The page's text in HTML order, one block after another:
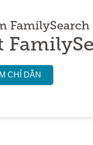
FamilySearch
CHỈ DẪN